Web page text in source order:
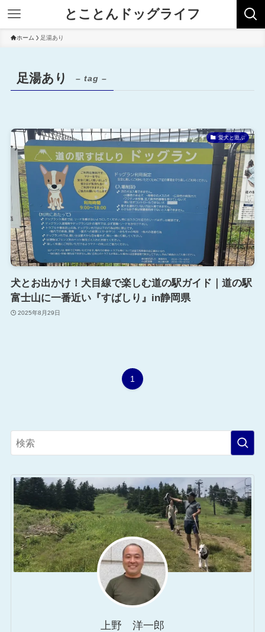
とことんドッグライフ
ホーム 足湯あり
足湯あり – tag –
愛犬と遊ぶ
犬とお出かけ！犬目線で楽しむ道の駅ガイド｜道の駅
富士山に一番近い『すばしり』in静岡県
2025年8月29日
1
上野 洋一郎